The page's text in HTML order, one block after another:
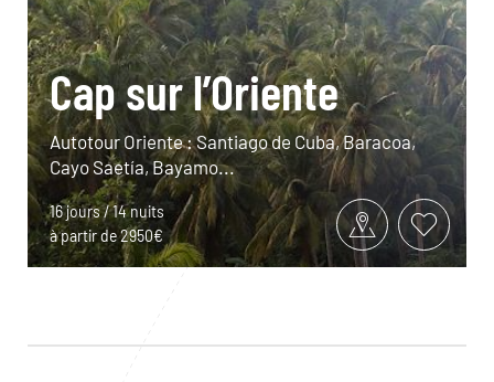
Cap sur l’Oriente
Autotour Oriente : Santiago de Cuba, Baracoa,
Cayo Saetía, Bayamo...
16 jours / 14 nuits
à partir de 2950€